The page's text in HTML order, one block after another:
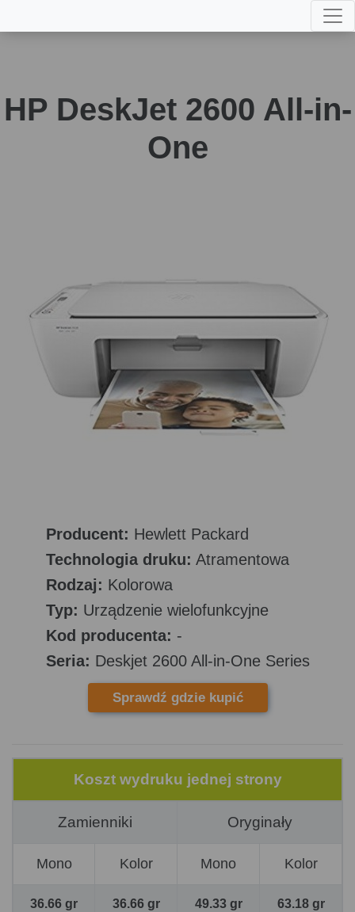
HP DeskJet 2600 All-in-
One
Producent: Hewlett Packard
Technologia druku: Atramentowa
Rodzaj: Kolorowa
Typ: Urządzenie wielofunkcyjne
Kod producenta: -
Seria: Deskjet 2600 All-in-One Series
Sprawdź gdzie kupić
Koszt wydruku jednej strony
Zamienniki Oryginały
Mono Kolor Mono Kolor
36.66 gr 36.66 gr 49.33 gr 63.18 gr